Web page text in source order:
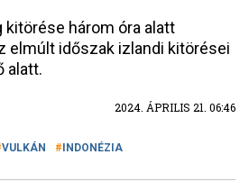
kitörése három óra alatt
elmúlt időszak izlandi kitörései
alatt.
2024. ÁPRILIS 21. 06:46
VULKÁN INDONÉZIA